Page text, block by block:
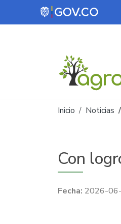
Pasar al contenido principal
Ruta de
Inicio Noticias
Con
2026-